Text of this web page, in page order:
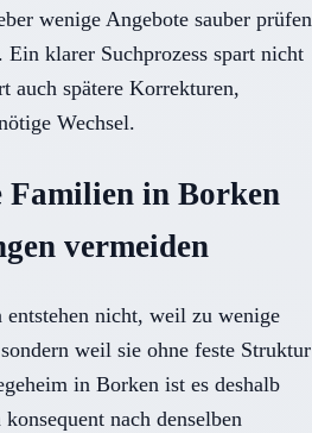
wenige Angebote sauber prüfen
klarer Suchprozess spart nicht
auch spätere Korrekturen,
Wechsel.
in Borken
vermeiden
entstehen nicht, weil zu wenige
weil sie ohne feste Struktur
in Borken ist es deshalb
nach denselben